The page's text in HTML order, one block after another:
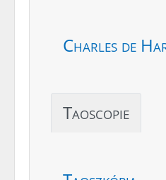
Charles de
Taoscopie